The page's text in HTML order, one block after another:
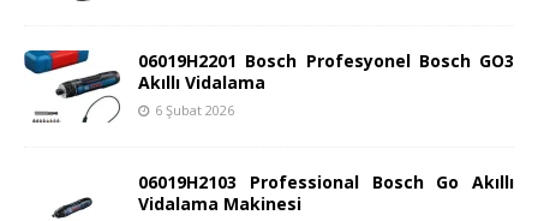
06019H2201 Bosch Profesyonel Bosch GO3
Akıllı Vidalama
6 Şubat 2026
06019H2103 Professional Bosch Go Akıllı
Vidalama Makinesi